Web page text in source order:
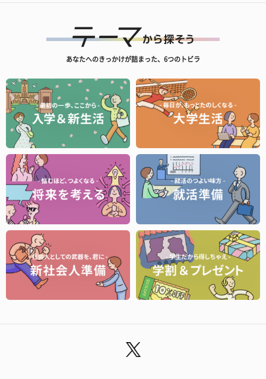
あなたへのきっかけが詰まった、6つのトビラ